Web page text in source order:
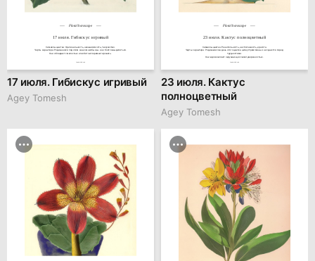
Floral horoscope
17 июля. Гибискус игривый
Символы цветка: Оригинальность, независимость, творчество.
Черты характера: Родившиеся под этим знаком необычны и не боятся выделяться.
Они обладают смелостью и любят экспериментировать.
17 июля. Гибискус игривый
Agey Tomesh
Floral horoscope
23 июля. Кактус полноцветный
Символы цветка: Решительность, настойчивость, красота.
Черты характера: Родившиеся в день этого цветка целеустремлённы и не сдаются перед
трудностями.
Они вдохновляют окружающих своей уверенностью.
23 июля. Кактус
полноцветный
Agey Tomesh